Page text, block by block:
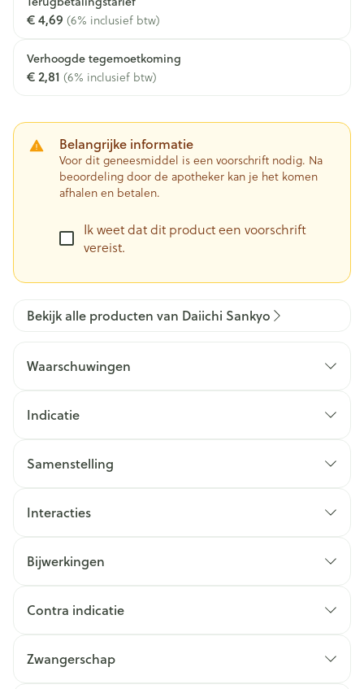
€ 4,69 (6% inclusief btw)
Verhoogde tegemoetkoming
€ 2,81 (6% inclusief btw)
Belangrijke informatie
Voor dit geneesmiddel is een voorschrift nodig. Na
beoordeling door de apotheker kan je het komen
afhalen en betalen.
Ik weet dat dit product een voorschrift
vereist.
Bekijk alle producten van Daiichi Sankyo
Waarschuwingen
Indicatie
Samenstelling
Interacties
Bijwerkingen
Contra indicatie
Zwangerschap